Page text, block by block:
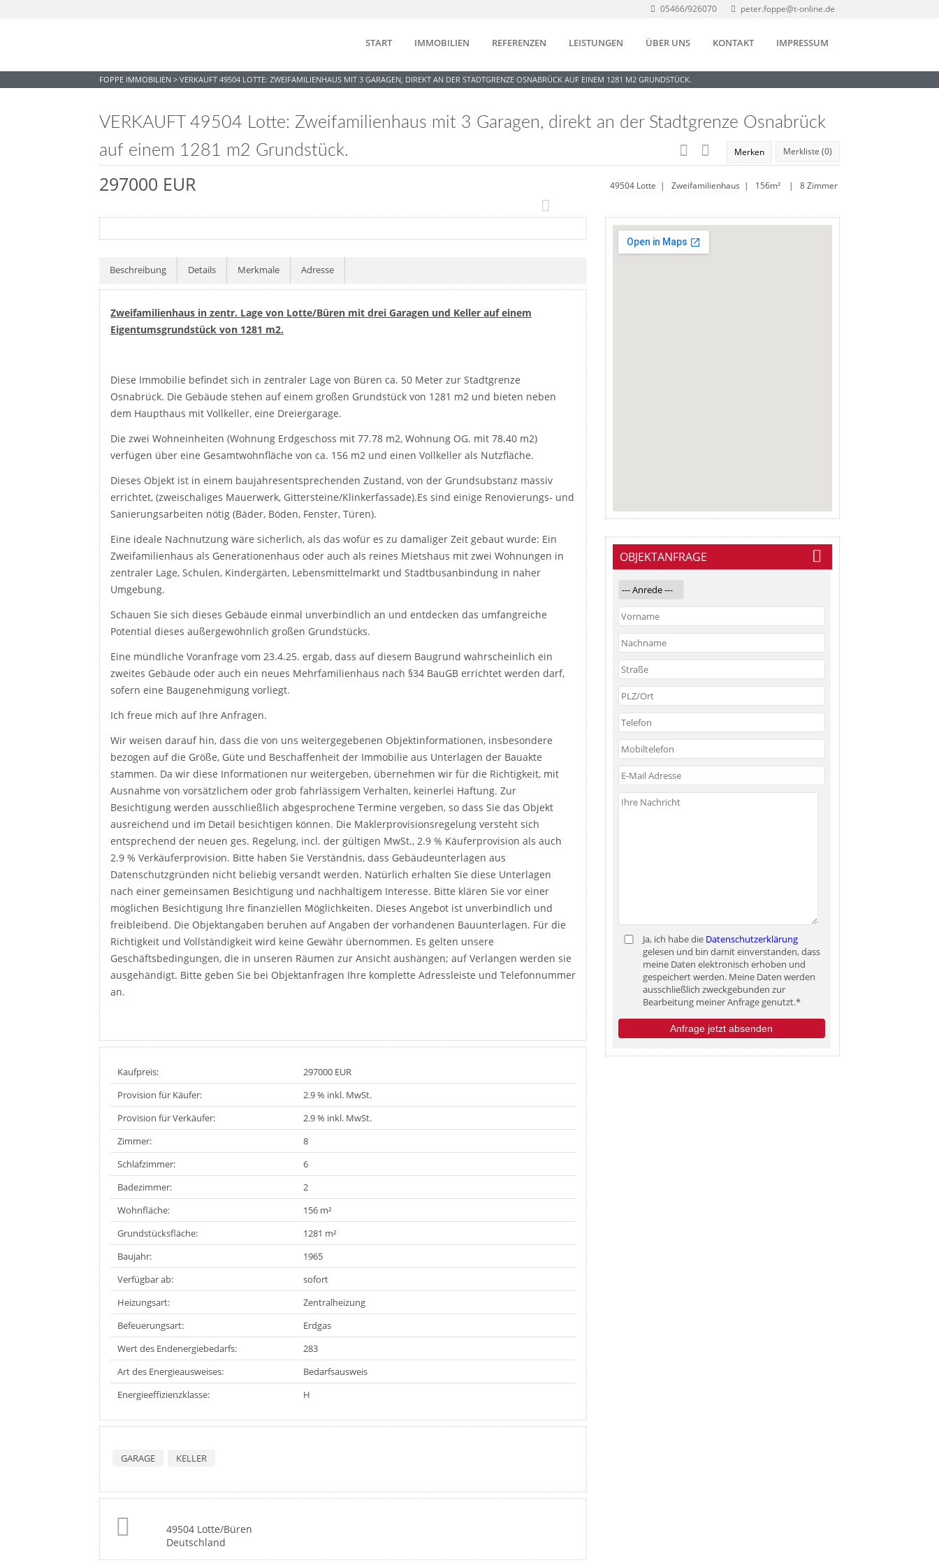
05466/926070 peter.foppe@t-online.de
START IMMOBILIEN REFERENZEN LEISTUNGEN ÜBER UNS KONTAKT IMPRESSUM
FOPPE IMMOBILIEN > VERKAUFT 49504 LOTTE: ZWEIFAMILIENHAUS MIT 3 GARAGEN, DIREKT AN DER STADTGRENZE OSNABRÜCK AUF EINEM 1281 M2 GRUNDSTÜCK.
VERKAUFT 49504 Lotte: Zweifamilienhaus mit 3 Garagen, direkt an der Stadtgrenze Osnabrück
auf einem 1281 m2 Grundstück.
Merkliste (0)
Merken
297000 EUR 49504 Lotte | Zweifamilienhaus | 156m² | 8 Zimmer
Beschreibung Details Merkmale Adresse
Zweifamilienhaus in zentr. Lage von Lotte/Büren mit drei Garagen und Keller auf einem
Eigentumsgrundstück von 1281 m2.
Diese Immobilie befindet sich in zentraler Lage von Büren ca. 50 Meter zur Stadtgrenze
Osnabrück. Die Gebäude stehen auf einem großen Grundstück von 1281 m2 und bieten neben
dem Haupthaus mit Vollkeller, eine Dreiergarage.
Die zwei Wohneinheiten (Wohnung Erdgeschoss mit 77.78 m2, Wohnung OG. mit 78.40 m2)
verfügen über eine Gesamtwohnfläche von ca. 156 m2 und einen Vollkeller als Nutzfläche.
Dieses Objekt ist in einem baujahresentsprechenden Zustand, von der Grundsubstanz massiv
errichtet, (zweischaliges Mauerwerk, Gittersteine/Klinkerfassade).Es sind einige Renovierungs- und
Sanierungsarbeiten nötig (Bäder, Böden, Fenster, Türen).
Eine ideale Nachnutzung wäre sicherlich, als das wofür es zu damaliger Zeit gebaut wurde: Ein
Zweifamilienhaus als Generationenhaus oder auch als reines Mietshaus mit zwei Wohnungen in
zentraler Lage, Schulen, Kindergärten, Lebensmittelmarkt und Stadtbusanbindung in naher
Umgebung.
Schauen Sie sich dieses Gebäude einmal unverbindlich an und entdecken das umfangreiche
Potential dieses außergewöhnlich großen Grundstücks.
Eine mündliche Voranfrage vom 23.4.25. ergab, dass auf diesem Baugrund wahrscheinlich ein
zweites Gebäude oder auch ein neues Mehrfamilienhaus nach §34 BauGB errichtet werden darf,
sofern eine Baugenehmigung vorliegt.
Ich freue mich auf Ihre Anfragen.
Wir weisen darauf hin, dass die von uns weitergegebenen Objektinformationen, insbesondere
bezogen auf die Größe, Güte und Beschaffenheit der Immobilie aus Unterlagen der Bauakte
stammen. Da wir diese Informationen nur weitergeben, übernehmen wir für die Richtigkeit, mit
Ausnahme von vorsätzlichem oder grob fahrlässigem Verhalten, keinerlei Haftung. Zur
Besichtigung werden ausschließlich abgesprochene Termine vergeben, so dass Sie das Objekt
ausreichend und im Detail besichtigen können. Die Maklerprovisionsregelung versteht sich
entsprechend der neuen ges. Regelung, incl. der gültigen MwSt., 2.9 % Käuferprovision als auch
2.9 % Verkäuferprovision. Bitte haben Sie Verständnis, dass Gebäudeunterlagen aus
Datenschutzgründen nicht beliebig versandt werden. Natürlich erhalten Sie diese Unterlagen
nach einer gemeinsamen Besichtigung und nachhaltigem Interesse. Bitte klären Sie vor einer
möglichen Besichtigung Ihre finanziellen Möglichkeiten. Dieses Angebot ist unverbindlich und
freibleibend. Die Objektangaben beruhen auf Angaben der vorhandenen Bauunterlagen. Für die
Richtigkeit und Vollständigkeit wird keine Gewähr übernommen. Es gelten unsere
Geschäftsbedingungen, die in unseren Räumen zur Ansicht aushängen; auf Verlangen werden sie
ausgehändigt. Bitte geben Sie bei Objektanfragen Ihre komplette Adressleiste und Telefonnummer
an.
Kaufpreis:
297000 EUR
Provision für Käufer:
2.9 % inkl. MwSt.
Provision für Verkäufer:
2.9 % inkl. MwSt.
Zimmer:
8
Schlafzimmer:
6
Badezimmer:
2
Wohnfläche:
156 m²
Grundstücksfläche:
1281 m²
Baujahr:
1965
Verfügbar ab:
sofort
Heizungsart:
Zentralheizung
Befeuerungsart:
Erdgas
Wert des Endenergiebedarfs:
283
Art des Energieausweises:
Bedarfsausweis
Energieeffizienzklasse:
H
GARAGE KELLER
49504 Lotte/Büren
Deutschland
OBJEKTANFRAGE
Ja, ich habe die Datenschutzerklärung
gelesen und bin damit einverstanden, dass
meine Daten elektronisch erhoben und
gespeichert werden. Meine Daten werden
ausschließlich zweckgebunden zur
Bearbeitung meiner Anfrage genutzt.*
Anfrage jetzt absenden